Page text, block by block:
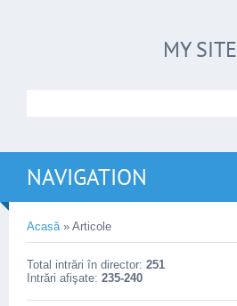
MY SITE
NAVIGATION
Acasă» Articole
Total intrări în director: 251
Intrări afişate: 235-240